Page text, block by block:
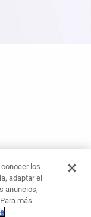
los
adaptar el
anuncios,
más